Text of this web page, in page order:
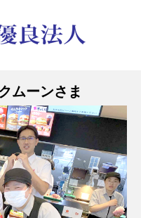
ムーンさま